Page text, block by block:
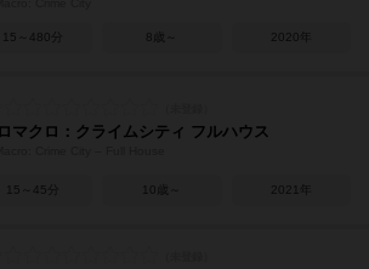
15～480分 8歳～ 2020年
マクロ：クライムシティ フルハウス
15～45分 10歳～ 2021年